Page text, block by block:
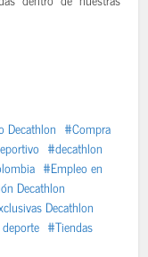
Decathlon
Compra
decathlon
Empleo en
Decathlon
Decathlon
Tiendas